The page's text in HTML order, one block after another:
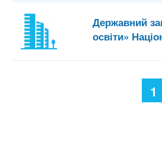
Державний
освіти»
1